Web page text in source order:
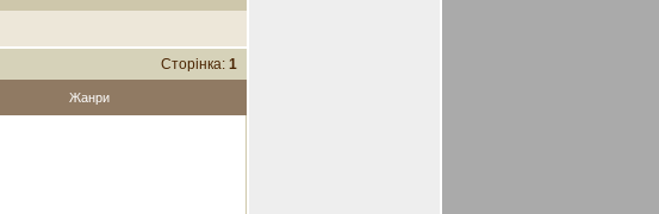
Сторінка: 1
Жанри